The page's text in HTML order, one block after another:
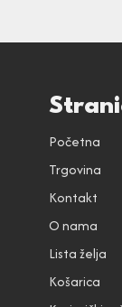
Početna
Trgovina
Kontakt
O nama
Lista želja
Košarica